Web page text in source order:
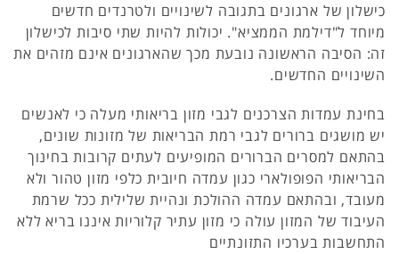
כישלון של ארגונים בתגובה לשינויים ולטרנדים חדשים
מיוחד ל"דילמת הממציא". יכולות להיות שתי סיבות לכישלון
זה: הסיבה הראשונה נובעת מכך שהארגונים אינם מזהים את
השינויים החדשים.
בחינת עמדות הצרכנים לגבי מזון בריאותי מעלה כי לאנשים
יש מושגים ברורים לגבי רמת הבריאות של מזונות שונים,
בהתאם למסרים הברורים המופיעים לעתים קרובות בחינוך
הבריאותי הפופולארי כגון עמדה חיובית כלפי מזון טהור ולא
מעובד, ובהתאם עמדה ההולכת ונהיית שלילית ככל שרמת
העיבוד של המזון עולה כי מזון עתיר קלוריות איננו בריא ללא
התחשבות בערכיו התזונתיים